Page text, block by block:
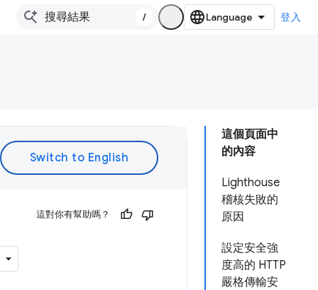
/ 登入
這個頁面中
的內容
Lighthouse
稽核失敗的
原因
設定安全強
度高的 HTTP
嚴格傳輸安
這對你有幫助嗎？